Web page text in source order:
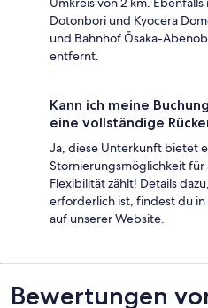
Dotonbori und Kyocera
und Bahnhof Ōsaka-
entfernt.
Kann ich meine
eine vollständige
Ja, diese Unterkunft bietet
Stornierungsmöglichkeit
Flexibilität zählt! Details
erforderlich ist, findest du
auf unserer Website.
Bewertungen
Bewertungen